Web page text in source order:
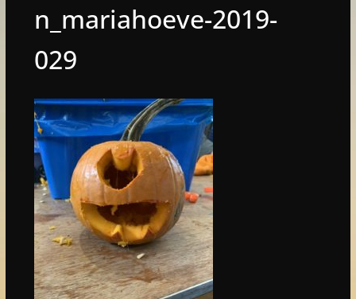
n_mariahoeve-2019-
029